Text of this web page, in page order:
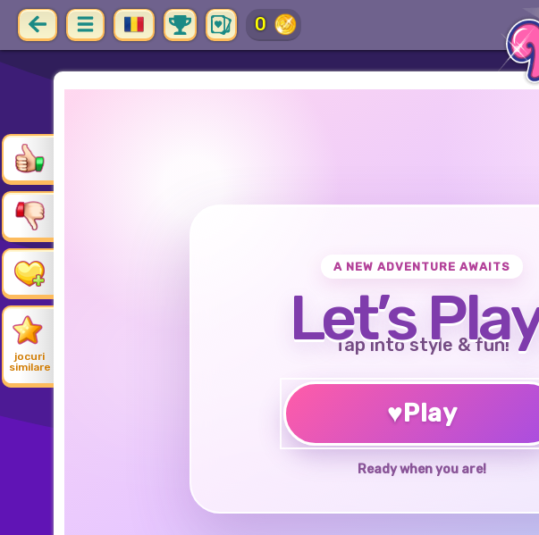
0
jocuri
similare
A NEW ADVENTURE AWAITS
Let’s
Tap into style & fun!
♥Play
Ready when you are!